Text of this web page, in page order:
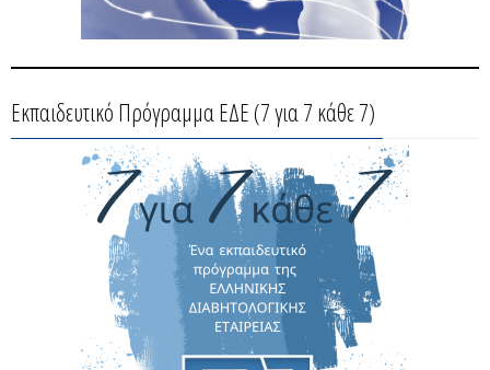
Εκπαιδευτικό Πρόγραμμα ΕΔΕ (7 για 7 κάθε 7)